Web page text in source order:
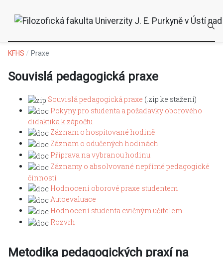
KFHS Praxe
Souvislá pedagogická praxe
Souvislá pedagogická praxe (.zip ke stažení)
Pokyny pro studenta a požadavky oborového
didaktika k zápočtu
Záznam o hospitované hodině
Záznam o odučených hodinách
Příprava na vybranou hodinu
Záznamy o absolvované nepřímé pedagogické
činnosti
Hodnocení oborové praxe studentem
Autoevaluace
Hodnocení studenta cvičným učitelem
Rozvrh
Metodika pedagogických praxí na